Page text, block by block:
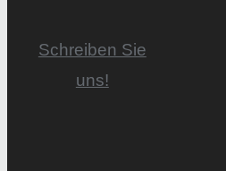
Schreiben Sie
uns!